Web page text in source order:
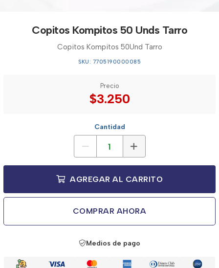
Copitos Kompitos 50 Unds Tarro
Copitos Kompitos 50Und Tarro
SKU: 7705190000085
Precio
$3.250
Cantidad
AGREGAR AL CARRITO
COMPRAR AHORA
Medios de pago